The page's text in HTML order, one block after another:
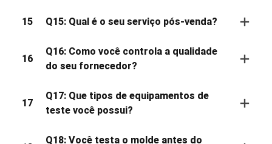
15 Q15: Qual é o seu serviço pós-venda?
16
Q16: Como você controla a qualidade
do seu fornecedor?
17
Q17: Que tipos de equipamentos de
teste você possui?
Q18: Você testa o molde antes do